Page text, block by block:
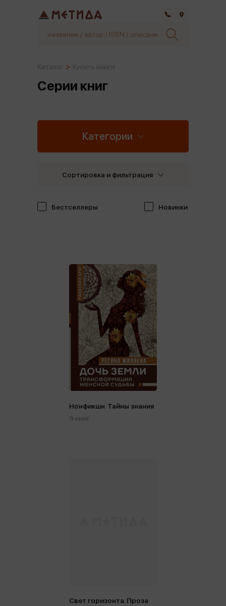
Серии книг
Категории
Бестселлеры Новинки
Сортировка и фильтрация
Нонфикшн. Тайны знания
9 книг
Свет горизонта. Проза